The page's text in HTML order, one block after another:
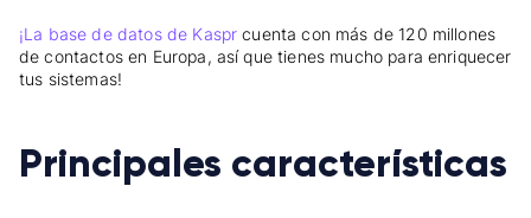
¡La base de datos de Kaspr cuenta con más de 120 millones
de contactos en Europa, así que tienes mucho para enriquecer
tus sistemas!
Principales características